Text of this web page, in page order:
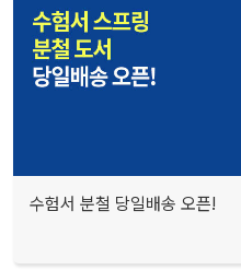
수험서 분철 당일배송 오픈!